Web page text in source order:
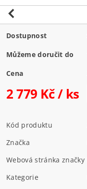
Dostupnost
Můžeme doručit do
Cena
2 779 Kč/ ks
Kód produktu
Značka
Webová stránka značky
Kategorie